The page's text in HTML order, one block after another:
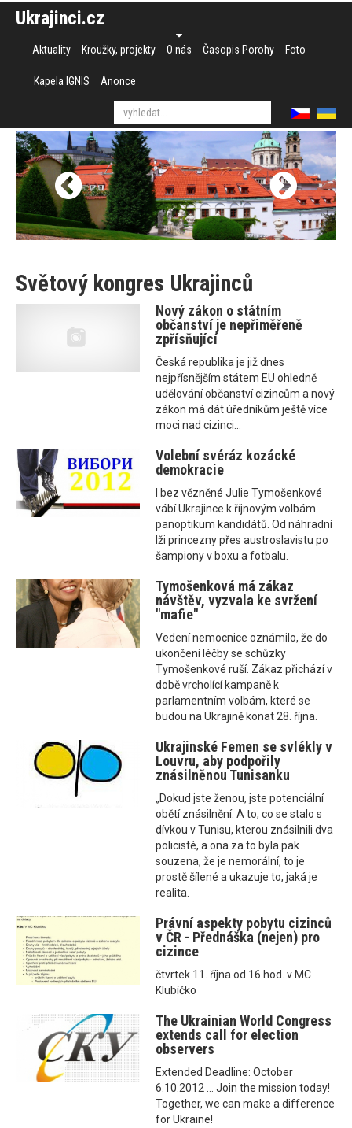
Ukrajinci.cz
Aktuality Kroužky, projekty O nás Časopis Porohy Foto
Kapela IGNIS Anonce
Světový kongres Ukrajinců
Nový zákon o státním
občanství je nepřiměřeně
zpřísňující
Česká republika je již dnes
nejpřísnějším státem EU ohledně
udělování občanství cizincům a nový
zákon má dát úředníkům ještě více
moci nad cizinci...
Volební svéráz kozácké
demokracie
I bez vězněné Julie Tymošenkové
vábí Ukrajince k říjnovým volbám
panoptikum kandidátů. Od náhradní
lži princezny přes austroslavistu po
šampiony v boxu a fotbalu.
Tymošenková má zákaz
návštěv, vyzvala ke svržení
"mafie"
Vedení nemocnice oznámilo, že do
ukončení léčby se schůzky
Tymošenkové ruší. Zákaz přichází v
době vrcholící kampaně k
parlamentním volbám, které se
budou na Ukrajině konat 28. října.
Ukrajinské Femen se svlékly v
Louvru, aby podpořily
znásilněnou Tunisanku
„Dokud jste ženou, jste potenciální
obětí znásilnění. A to, co se stalo s
dívkou v Tunisu, kterou znásilnili dva
policisté, a ona za to byla pak
souzena, že je nemorální, to je
prostě šílené a ukazuje to, jaká je
realita.
Právní aspekty pobytu cizinců
v ČR - Přednáška (nejen) pro
cizince
čtvrtek 11. října od 16 hod. v MC
Klubíčko
The Ukrainian World Congress
extends call for election
observers
Extended Deadline: October
6.10.2012 ... Join the mission today!
Together, we can make a difference
for Ukraine!